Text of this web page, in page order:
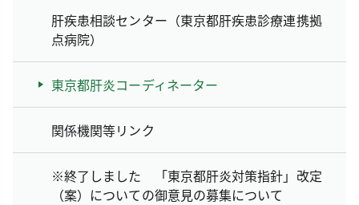
肝疾患相談センター（東京都肝疾患診療連携拠
点病院）
東京都肝炎コーディネーター
関係機関等リンク
※終了しました 「東京都肝炎対策指針」改定
（案）についての御意見の募集について